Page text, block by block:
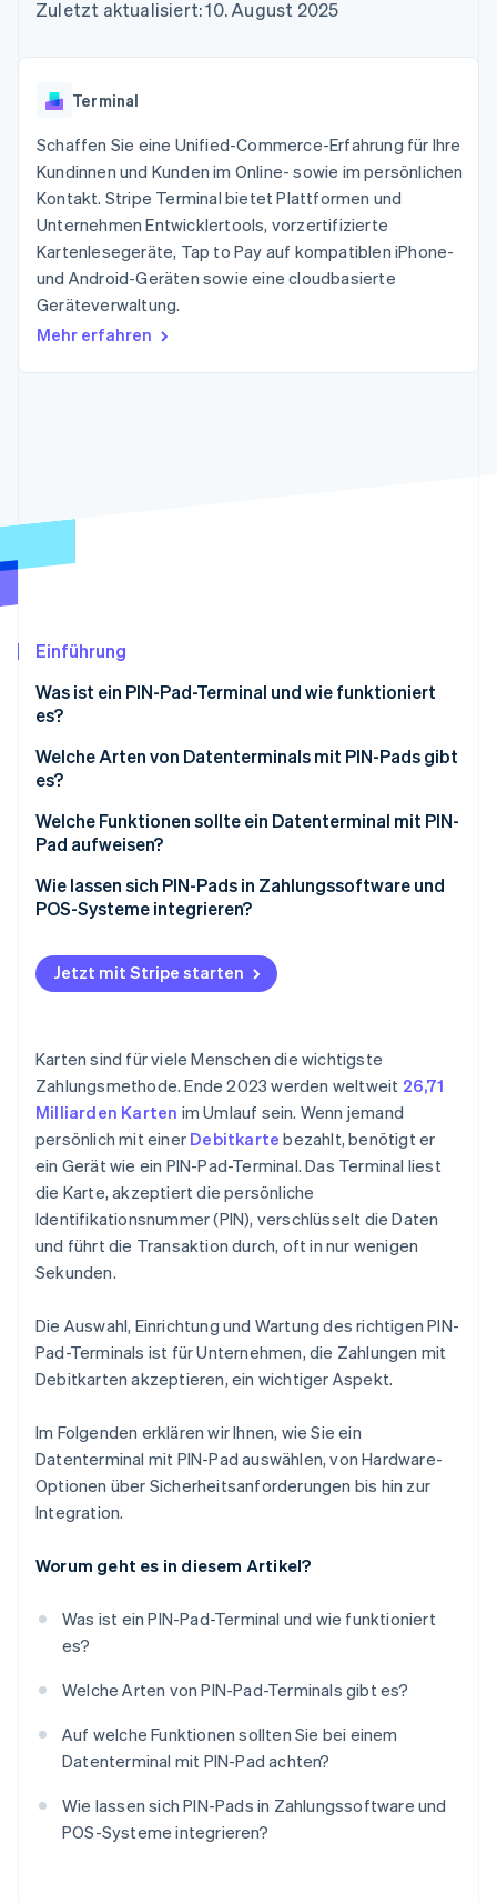
Authorization
Optimierung der
Autorisierungsraten
Link
Beschleunigter
Bezahlvorgang
Financial
Connections
Finanzdaten
Data Pipeline
Datensynchronisierung
Erfahren Sie, wie Stripe Lösungen für die
Geldmanagement
SaaS
Nach Branche
KI-Unternehmen
Gaming
Bewirtung, Reisen und
Freizeit
Medien und
Unterhaltung
Organisationen
Marktplatz auf
Abonnementverwaltung
Abrechnung um
Stablecoin-gestützte
Karten ausgeben: So
geht´s
Bereitstellung und
Verwaltung von
Diensten mit Agenten
Ressourcen
Kontakt
kontaktieren
Partner werden
Zuletzt aktualisiert: 10. August 2025
Terminal
Schaffen Sie eine Unified-Commerce-Erfahrung für Ihre
Kundinnen und Kunden im Online- sowie im persönlichen
Kontakt. Stripe Terminal bietet Plattformen und
Unternehmen Entwicklertools, vorzertifizierte
Kartenlesegeräte, Tap to Pay auf kompatiblen iPhone-
und Android-Geräten sowie eine cloudbasierte
Geräteverwaltung.
Mehr erfahren
Einführung
Was ist ein PIN-Pad-Terminal und wie funktioniert
es?
Welche Arten von Datenterminals mit PIN-Pads gibt
es?
All-in-one Datenterminals für den Schreibtisch
Tragbare Terminals
Welche Funktionen sollte ein Datenterminal mit PIN-
Pad aufweisen?
Display und Design der Nutzeroberfläche
Konnektivitätsoptionen
Verarbeitungsqualität
Zahlungsbeleg-Drucker und Barcode-Scanner
Sicherheitsfunktionen und Zertifizierungen
Wie lassen sich PIN-Pads in Zahlungssoftware und
POS-Systeme integrieren?
POS-gesteuerte Integration (Standard-
Kompatibilität)
Cloud-basierte Integration
Gerätebereitstellung und Fernverwaltung
Einrichtung und Tests
Jetzt mit Stripe starten
Karten sind für viele Menschen die wichtigste
Zahlungsmethode. Ende 2023 werden weltweit 26,71
Milliarden Karten im Umlauf sein. Wenn jemand
persönlich mit einer Debitkarte bezahlt, benötigt er
ein Gerät wie ein PIN-Pad-Terminal. Das Terminal liest
die Karte, akzeptiert die persönliche
Identifikationsnummer (PIN), verschlüsselt die Daten
und führt die Transaktion durch, oft in nur wenigen
Sekunden.
Die Auswahl, Einrichtung und Wartung des richtigen PIN-
Pad-Terminals ist für Unternehmen, die Zahlungen mit
Debitkarten akzeptieren, ein wichtiger Aspekt.
Im Folgenden erklären wir Ihnen, wie Sie ein
Datenterminal mit PIN-Pad auswählen, von Hardware-
Optionen über Sicherheitsanforderungen bis hin zur
Integration.
Worum geht es in diesem Artikel?
Was ist ein PIN-Pad-Terminal und wie funktioniert
es?
Welche Arten von PIN-Pad-Terminals gibt es?
Auf welche Funktionen sollten Sie bei einem
Datenterminal mit PIN-Pad achten?
Wie lassen sich PIN-Pads in Zahlungssoftware und
POS-Systeme integrieren?